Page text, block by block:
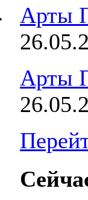
Арты
Арты